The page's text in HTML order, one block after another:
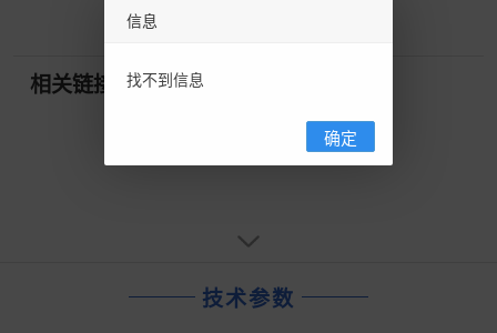
相关链接
技术参数
信息
找不到信息
确定